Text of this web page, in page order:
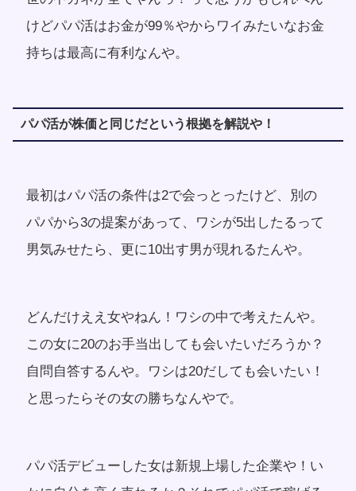
けどパパ活はお金が99％やからワイみたいなお金
持ちは最高に有利なんや。
パパ活が株価と同じだという根拠を解説や！
最初はパパ活の条件は2で会っとったけど、別の
パパから3の提案があって、ワシが5出したるって
男気みせたら、更に10出す男が現れるたんや。
どんだけええ女やねん！ワシの中で考えたんや。
この女に20のお手当出しても会いたいだろうか？
自問自答するんや。ワシは20だしても会いたい！
と思ったらその女の勝ちなんやで。
パパ活デビューした女は新規上場した企業や！い